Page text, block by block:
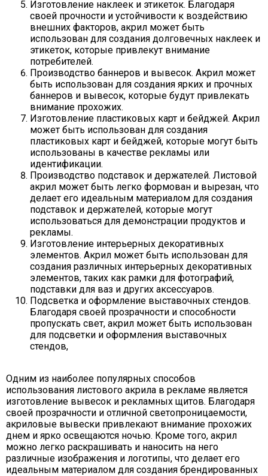
Изготовление наклеек и этикеток. Благодаря
своей прочности и устойчивости к воздействию
внешних факторов, акрил может быть
использован для создания долговечных наклеек и
этикеток, которые привлекут внимание
потребителей.
Производство баннеров и вывесок. Акрил может
быть использован для создания ярких и прочных
баннеров и вывесок, которые будут привлекать
внимание прохожих.
Изготовление пластиковых карт и бейджей. Акрил
может быть использован для создания
пластиковых карт и бейджей, которые могут быть
использованы в качестве рекламы или
идентификации.
Производство подставок и держателей. Листовой
акрил может быть легко формован и вырезан, что
делает его идеальным материалом для создания
подставок и держателей, которые могут
использоваться для демонстрации продуктов и
рекламы.
Изготовление интерьерных декоративных
элементов. Акрил может быть использован для
создания различных интерьерных декоративных
элементов, таких как рамки для фотографий,
подставки для ваз и других аксессуаров.
Подсветка и оформление выставочных стендов.
Благодаря своей прозрачности и способности
пропускать свет, акрил может быть использован
для подсветки и оформления выставочных
стендов,
Одним из наиболее популярных способов
использования листового акрила в рекламе является
изготовление вывесок и рекламных щитов. Благодаря
своей прозрачности и отличной светопроницаемости,
акриловые вывески привлекают внимание прохожих
днем и ярко освещаются ночью. Кроме того, акрил
можно легко раскрашивать и наносить на него
различные изображения и логотипы, что делает его
идеальным материалом для создания брендированных